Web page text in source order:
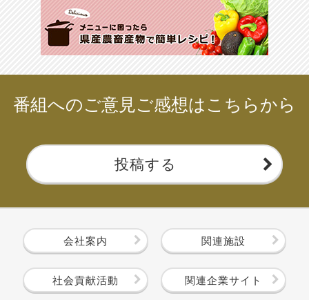
番組へのご意見ご感想はこちらから
投稿する
会社案内 関連施設
社会貢献活動 関連企業サイト